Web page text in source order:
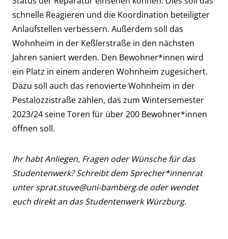
schnelle Reagieren und die Koordination beteiligter
Anlaufstellen verbessern. Außerdem soll das
Wohnheim in der Keßlerstraße in den nächsten
Jahren saniert werden. Den Bewohner*innen wird
ein Platz in einem anderen Wohnheim zugesichert.
Dazu soll auch das renovierte Wohnheim in der
Pestalozzistraße zählen, das zum Wintersemester
2023/24 seine Toren für über 200 Bewohner*innen
öffnen soll.
Ihr habt Anliegen, Fragen oder Wünsche für das
Studentenwerk? Schreibt dem Sprecher*innenrat
untersprat.stuve@uni-bamberg.deoder wendet
euch direkt an das Studentenwerk Würzburg.